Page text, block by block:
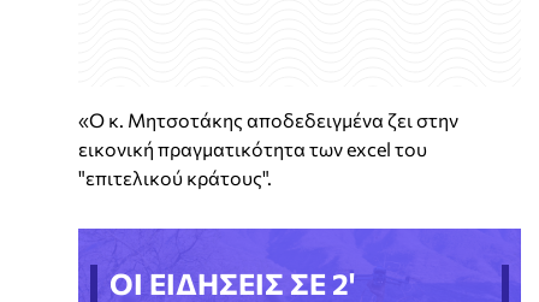
«Ο κ. Μητσοτάκης αποδεδειγμένα ζει στην
εικονική πραγματικότητα των excel του
"επιτελικού κράτους".
ΟΙ ΕΙΔΗΣΕΙΣ ΣΕ 2'